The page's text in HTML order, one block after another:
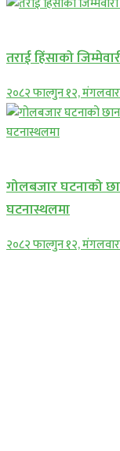
तराई हिंसाको
२०८२ फाल्गुन १२,
गोलबजार घटनाको
घटनास्थलमा
२०८२ फाल्गुन १२,